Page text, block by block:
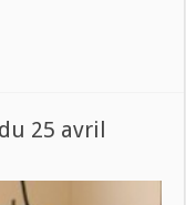
25 avril